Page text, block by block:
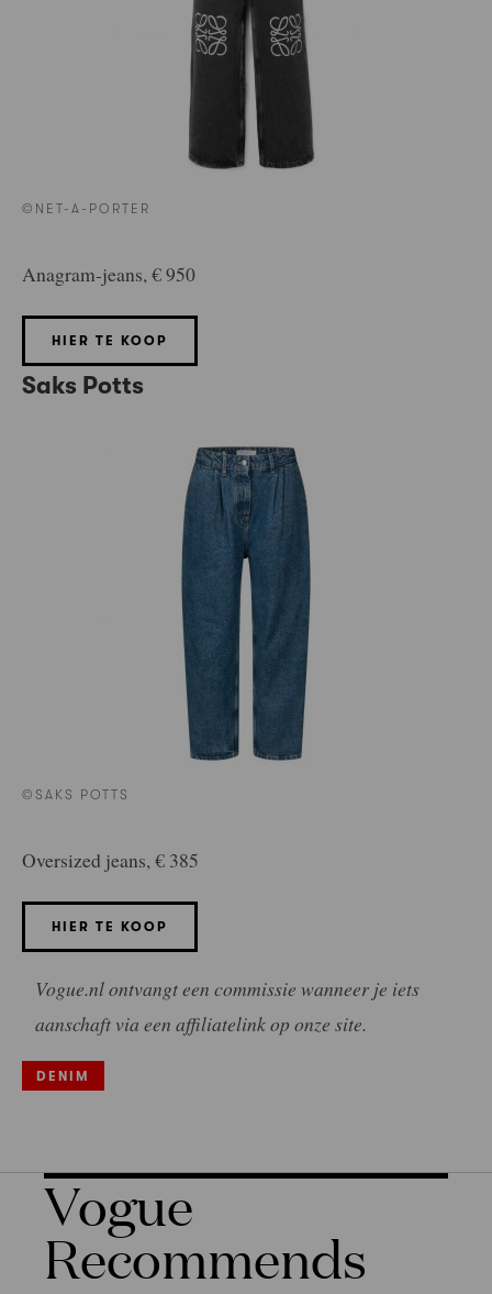
©NET-A-PORTER
Anagram-jeans, € 950
HIER TE KOOP
Saks Potts
©SAKS POTTS
Oversized jeans, € 385
HIER TE KOOP
Vogue.nl ontvangt een commissie wanneer je iets
aanschaft via een affiliatelink op onze site.
DENIM
Vogue
Recommends